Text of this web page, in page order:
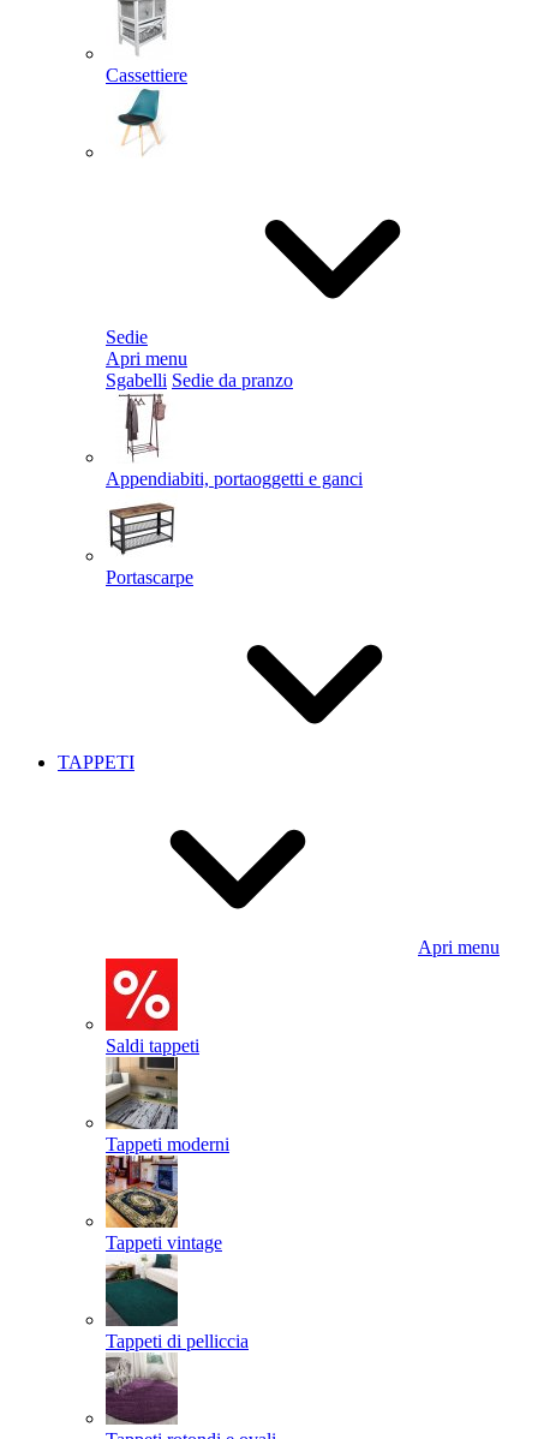
Cassettiere
Sedie
Apri menu
Sgabelli Sedie da pranzo
Appendiabiti, portaoggetti e ganci
Portascarpe
TAPPETI
Apri menu
Saldi tappeti
Tappeti moderni
Tappeti vintage
Tappeti di pelliccia